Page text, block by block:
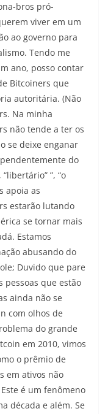
bros pró-
viver em um
ao governo para
Tendo me
ano, posso contar
Bitcoiners que
autoritária. (Não
Na minha
não tende a ter os
se deixe enganar
do
”, “o
apoia as
estarão lutando
se tornar mais
Estamos
abusando do
Duvido que pare
pessoas que estão
ainda não se
com olhos de
do grande
em 2010, vimos
o prêmio de
em ativos não
é um fenômeno
década e além. Se